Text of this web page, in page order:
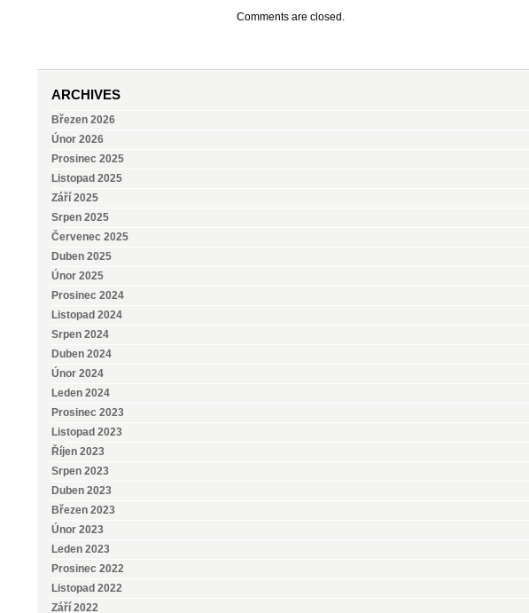
Comments are closed.
ARCHIVES
Březen 2026
Únor 2026
Prosinec 2025
Listopad 2025
Září 2025
Srpen 2025
Červenec 2025
Duben 2025
Únor 2025
Prosinec 2024
Listopad 2024
Srpen 2024
Duben 2024
Únor 2024
Leden 2024
Prosinec 2023
Listopad 2023
Říjen 2023
Srpen 2023
Duben 2023
Březen 2023
Únor 2023
Leden 2023
Prosinec 2022
Listopad 2022
Září 2022